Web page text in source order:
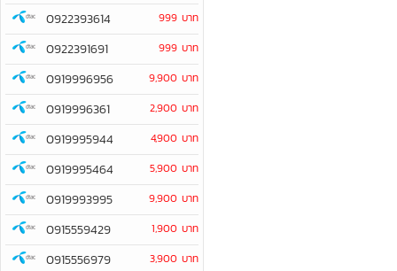
0922393614 999 บาท
0922391691 999 บาท
0919996956 9,900 บาท
0919996361 2,900 บาท
0919995944 4,900 บาท
0919995464 5,900 บาท
0919993995 9,900 บาท
0915559429 1,900 บาท
0915556979 3,900 บาท